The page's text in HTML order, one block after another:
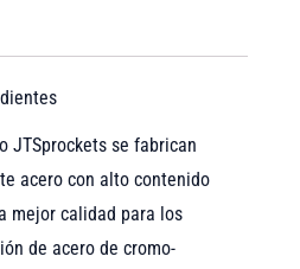
JTSprockets se fabrican
acero con alto contenido
mejor calidad para los
de acero de cromo-